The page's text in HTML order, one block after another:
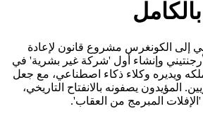
إلى الكونغرس مشروع قانون لإعادة
وإنشاء أول 'شركة غير بشرية' في
ويديره وكلاء ذكاء اصطناعي، مع جعل
المؤيدون يصفونه بالانفتاح التاريخي،
المبرمج من العقاب'.